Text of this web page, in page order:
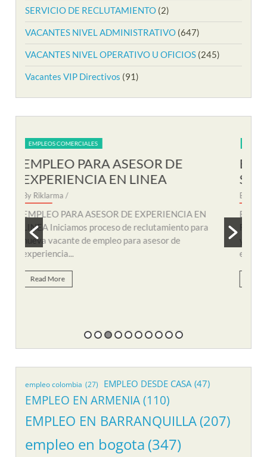
SERVICIO DE RECLUTAMIENTO (2)
VACANTES NIVEL ADMINISTRATIVO (647)
VACANTES NIVEL OPERATIVO U OFICIOS (245)
Vacantes VIP Directivos (91)
EMPLEOS COMERCIALES
EMPLEO PARA AUXILIAR DE
SOPORTE REMOTO
By Riklarma
EMPLEO PARA AUXILIAR DE SOPORTE
REMOTO Iniciamos nuevo proceso de consecución
y búsqueda de personal para suplir vacante de
empleo...
Read More
empleo colombia (27) EMPLEO DESDE CASA (47)
EMPLEO EN ARMENIA (110)
EMPLEO EN BARRANQUILLA(207)
empleo en bogota (347)